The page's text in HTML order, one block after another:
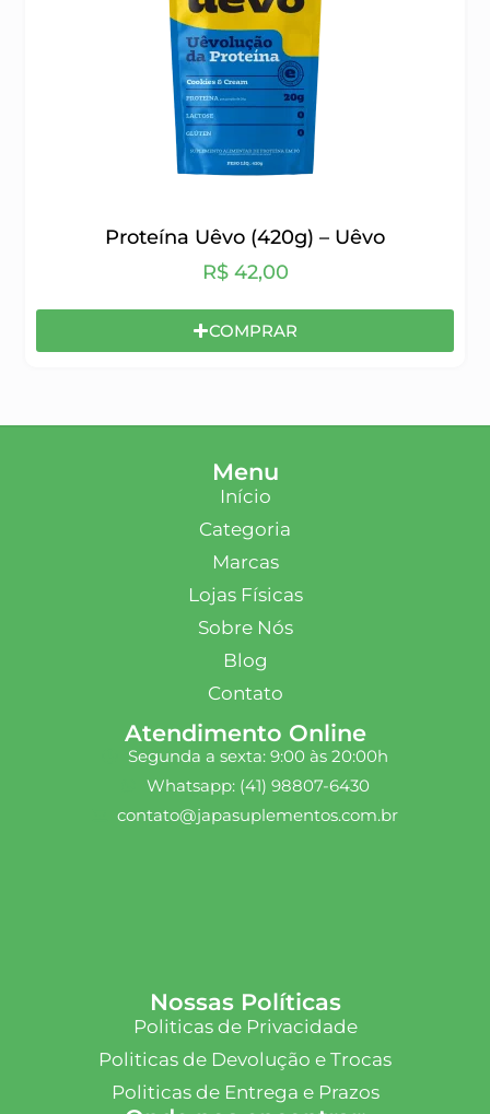
Proteína Uêvo (420g) – Uêvo
R$42,00
COMPRAR
Menu
Início
Categoria
Marcas
Lojas Físicas
Sobre Nós
Blog
Contato
Atendimento Online
Segunda a sexta: 9:00 às 20:00h
Whatsapp: (41) 98807-6430
contato@japasuplementos.com.br
Nossas Políticas
Politicas de Privacidade
Politicas de Devolução e Trocas
Politicas de Entrega e Prazos